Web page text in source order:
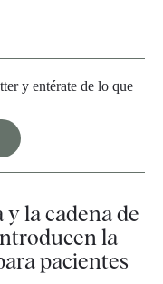
y entérate de lo que
la cadena de
la
pacientes